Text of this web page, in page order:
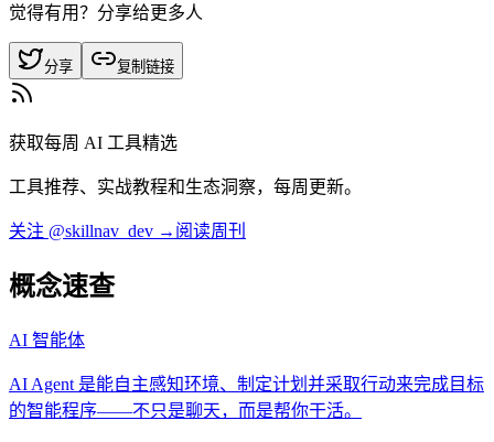
觉得有用？分享给更多人
分享 复制链接
获取每周 AI 工具精选
工具推荐、实战教程和生态洞察，每周更新。
关注 @skillnav_dev → 阅读周刊
概念速查
AI 智能体
AI Agent 是能自主感知环境、制定计划并采取行动来完成目标
的智能程序——不只是聊天，而是帮你干活。